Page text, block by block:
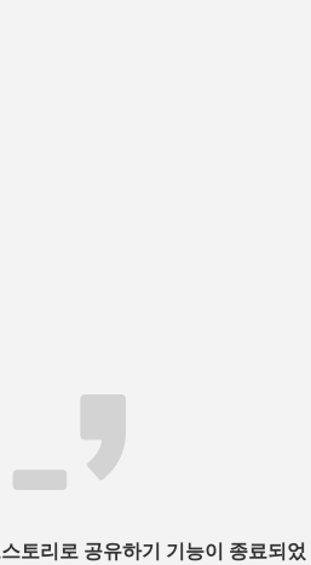
토리로 공유하기 기능이 종료되었